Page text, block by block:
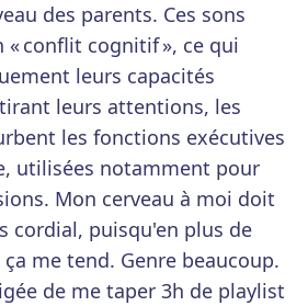
des parents. Ces sons
« conflit cognitif », ce qui
leurs capacités
leurs attentions, les
les fonctions exécutives
utilisées notamment pour
Mon cerveau à moi doit
cordial, puisqu'en plus de
me tend. Genre beaucoup.
de me taper 3h de playlist